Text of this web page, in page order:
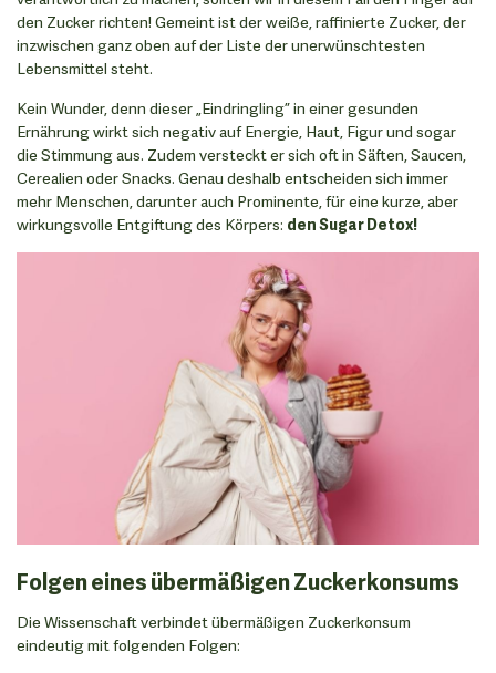
den Zucker richten! Gemeint ist der weiße, raffinierte Zucker, der
inzwischen ganz oben auf der Liste der unerwünschtesten
Lebensmittel steht.
Kein Wunder, denn dieser „Eindringling” in einer gesunden
Ernährung wirkt sich negativ auf Energie, Haut, Figur und sogar
die Stimmung aus. Zudem versteckt er sich oft in Säften, Saucen,
Cerealien oder Snacks. Genau deshalb entscheiden sich immer
mehr Menschen, darunter auch Prominente, für eine kurze, aber
wirkungsvolle Entgiftung des Körpers: den Sugar Detox!
Folgen eines übermäßigen Zuckerkonsums
Die Wissenschaft verbindet übermäßigen Zuckerkonsum
eindeutig mit folgenden Folgen: